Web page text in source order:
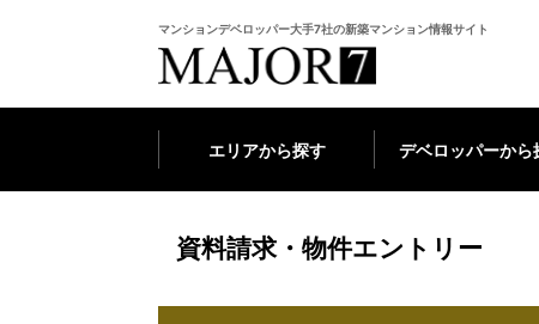
マンションデベロッパー大手7社の新築マンション情報サイト
エリアから探す デベロッパーから
資料請求・物件エントリー